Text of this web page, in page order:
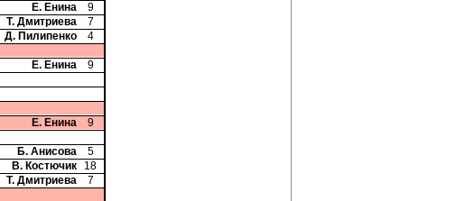
Е. Енина
9
Т. Дмитриева
7
Д. Пилипенко
4
Е. Енина
9
Е. Енина
9
Б. Анисова
5
В. Костючик
18
Т. Дмитриева
7